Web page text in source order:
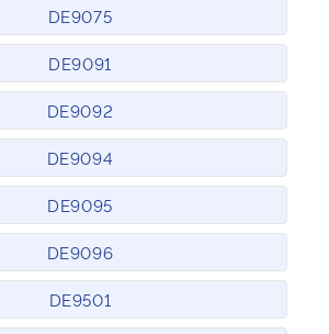
DE9075
DE9091
DE9092
DE9094
DE9095
DE9096
DE9501